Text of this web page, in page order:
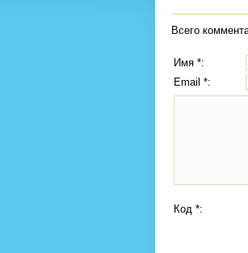
Всего
Имя *:
Email *:
Код *: